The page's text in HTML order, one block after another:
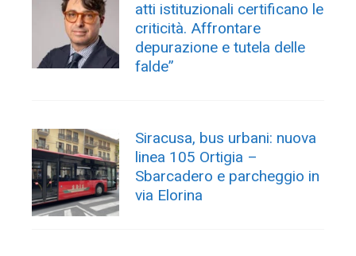
atti istituzionali certificano le
criticità. Affrontare
depurazione e tutela delle
falde”
Siracusa, bus urbani: nuova
linea 105 Ortigia –
Sbarcadero e parcheggio in
via Elorina